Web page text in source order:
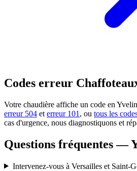
Codes erreur
Votre chaudière affiche un code en
erreur 504 et erreur 101 , ou tous les
cas d'urgence, nous diagnostiquons et
Questions fréquentes —
Intervenez-vous à Versailles et Saint-